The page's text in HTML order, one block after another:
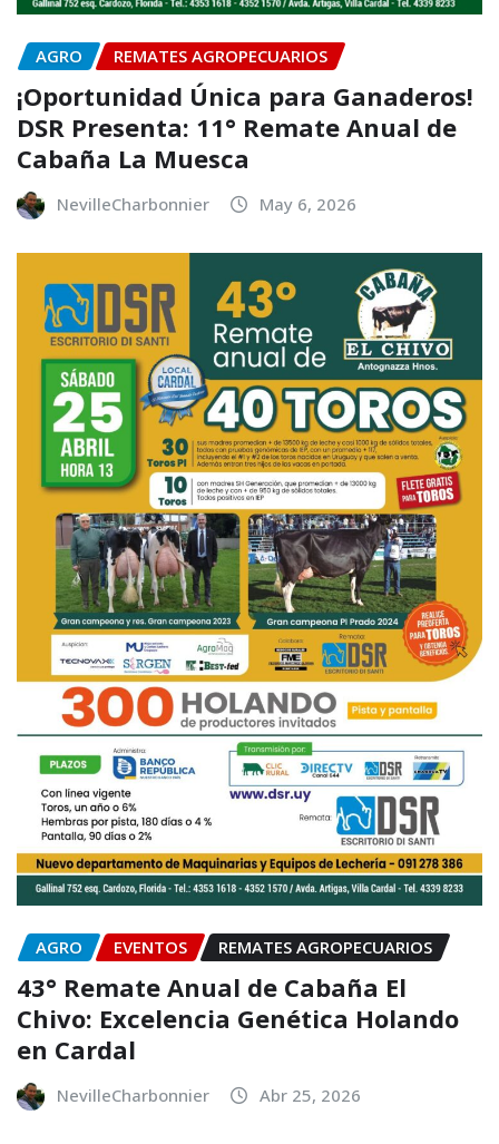
AGRO REMATES AGROPECUARIOS
¡Oportunidad Única para Ganaderos!
DSR Presenta: 11° Remate Anual de
Cabaña La Muesca
NevilleCharbonnier May 6, 2026
AGRO EVENTOS REMATES AGROPECUARIOS
43° Remate Anual de Cabaña El
Chivo: Excelencia Genética Holando
en Cardal
NevilleCharbonnier Abr 25, 2026